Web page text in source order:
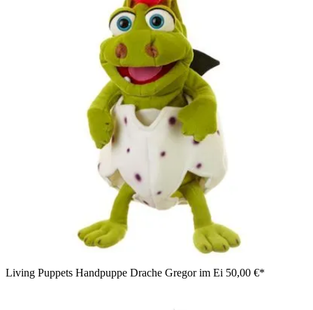
Living Puppets Handpuppe Drache Gregor im Ei 50,00 €*